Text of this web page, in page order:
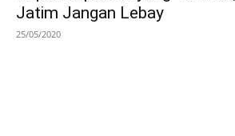
Jatim Jangan Lebay
25/05/2020